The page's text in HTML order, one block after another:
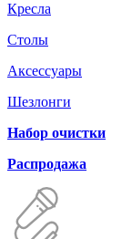
Кресла
Столы
Аксессуары
Шезлонги
Набор очистки
Распродажа